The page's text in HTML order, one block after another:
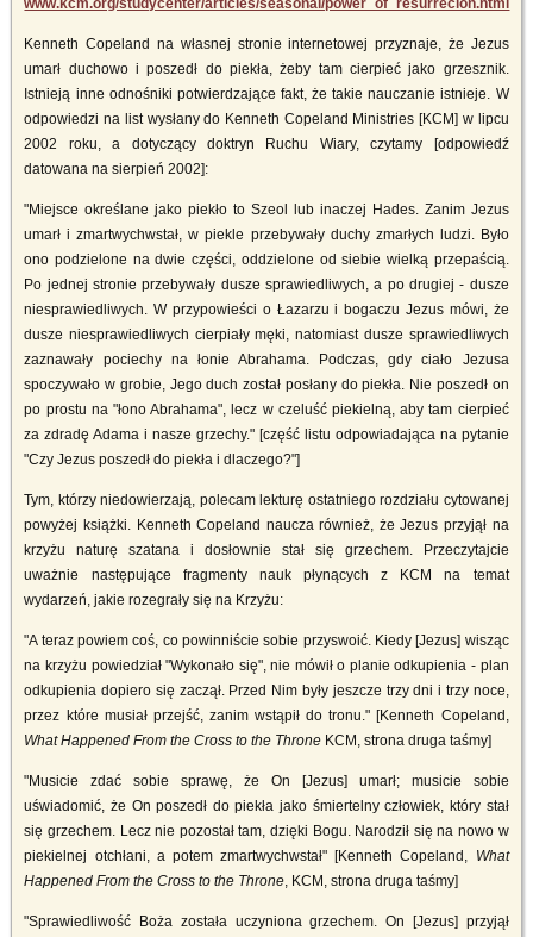
www.kcm.org/studycenter/articles/seasonal/power_of_resurrecion.html
Kenneth Copeland na własnej stronie internetowej przyznaje, że Jezus
umarł duchowo i poszedł do piekła, żeby tam cierpieć jako grzesznik.
Istnieją inne odnośniki potwierdzające fakt, że takie nauczanie istnieje. W
odpowiedzi na list wysłany do Kenneth Copeland Ministries [KCM] w lipcu
2002 roku, a dotyczący doktryn Ruchu Wiary, czytamy [odpowiedź
datowana na sierpień 2002]:
"Miejsce określane jako piekło to Szeol lub inaczej Hades. Zanim Jezus
umarł i zmartwychwstał, w piekle przebywały duchy zmarłych ludzi. Było
ono podzielone na dwie części, oddzielone od siebie wielką przepaścią.
Po jednej stronie przebywały dusze sprawiedliwych, a po drugiej - dusze
niesprawiedliwych. W przypowieści o Łazarzu i bogaczu Jezus mówi, że
dusze niesprawiedliwych cierpiały męki, natomiast dusze sprawiedliwych
zaznawały pociechy na łonie Abrahama. Podczas, gdy ciało Jezusa
spoczywało w grobie, Jego duch został posłany do piekła. Nie poszedł on
po prostu na "łono Abrahama", lecz w czeluść piekielną, aby tam cierpieć
za zdradę Adama i nasze grzechy." [część listu odpowiadająca na pytanie
"Czy Jezus poszedł do piekła i dlaczego?"]
Tym, którzy niedowierzają, polecam lekturę ostatniego rozdziału cytowanej
powyżej książki. Kenneth Copeland naucza również, że Jezus przyjął na
krzyżu naturę szatana i dosłownie stał się grzechem. Przeczytajcie
uważnie następujące fragmenty nauk płynących z KCM na temat
wydarzeń, jakie rozegrały się na Krzyżu:
"A teraz powiem coś, co powinniście sobie przyswoić. Kiedy [Jezus] wisząc
na krzyżu powiedział "Wykonało się", nie mówił o planie odkupienia - plan
odkupienia dopiero się zaczął. Przed Nim były jeszcze trzy dni i trzy noce,
przez które musiał przejść, zanim wstąpił do tronu." [Kenneth Copeland,
What Happened From the Cross to the Throne KCM, strona druga taśmy]
"Musicie zdać sobie sprawę, że On [Jezus] umarł; musicie sobie
uświadomić, że On poszedł do piekła jako śmiertelny człowiek, który stał
się grzechem. Lecz nie pozostał tam, dzięki Bogu. Narodził się na nowo w
piekielnej otchłani, a potem zmartwychwstał" [Kenneth Copeland, What
Happened From the Cross to the Throne, KCM, strona druga taśmy]
"Sprawiedliwość Boża została uczyniona grzechem. On [Jezus] przyjął